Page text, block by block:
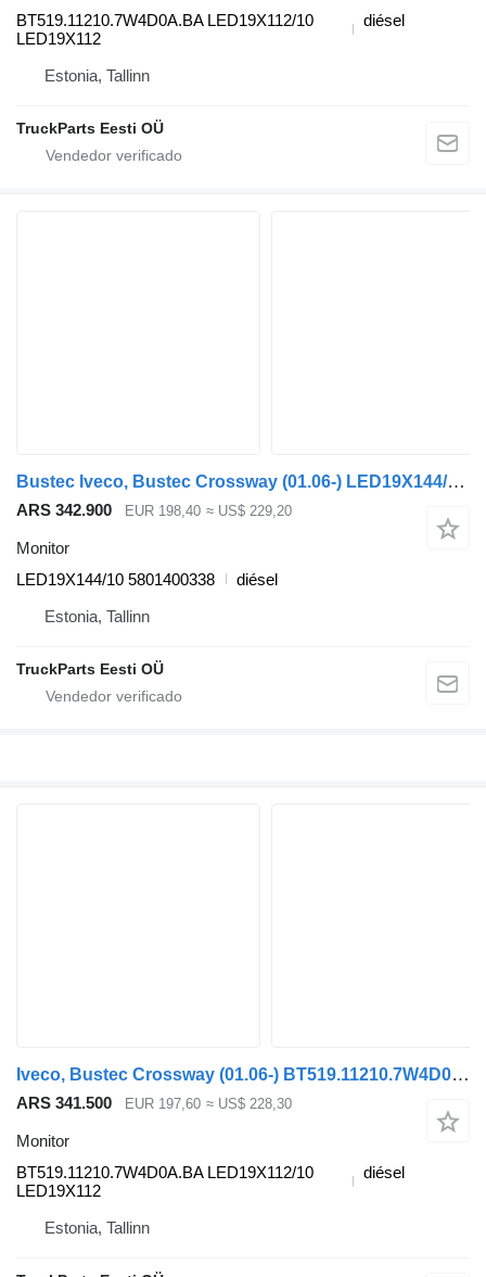
BT519.11210.7W4D0A.BA LED19X112/10
LED19X112
diésel
Estonia, Tallinn
TruckParts Eesti OÜ
Bustec Iveco, Bustec Crossway (01.06-) LED19X144/10 monitor para Irisbus Arway, Crossway, Crealis, Magelys, Proway, Daily Tourys (2006-) autobús
ARS 342.900 EUR 198,40 ≈ US$ 229,20
Monitor
LED19X144/10 5801400338
diésel
Estonia, Tallinn
TruckParts Eesti OÜ
Iveco, Bustec Crossway (01.06-) BT519.11210.7W4D0A.BA monitor para Irisbus Arway, Crossway, Crealis, Magelys, Proway, Daily Tourys (2006-) autobús
ARS 341.500 EUR 197,60 ≈ US$ 228,30
Monitor
BT519.11210.7W4D0A.BA LED19X112/10
LED19X112
diésel
Estonia, Tallinn